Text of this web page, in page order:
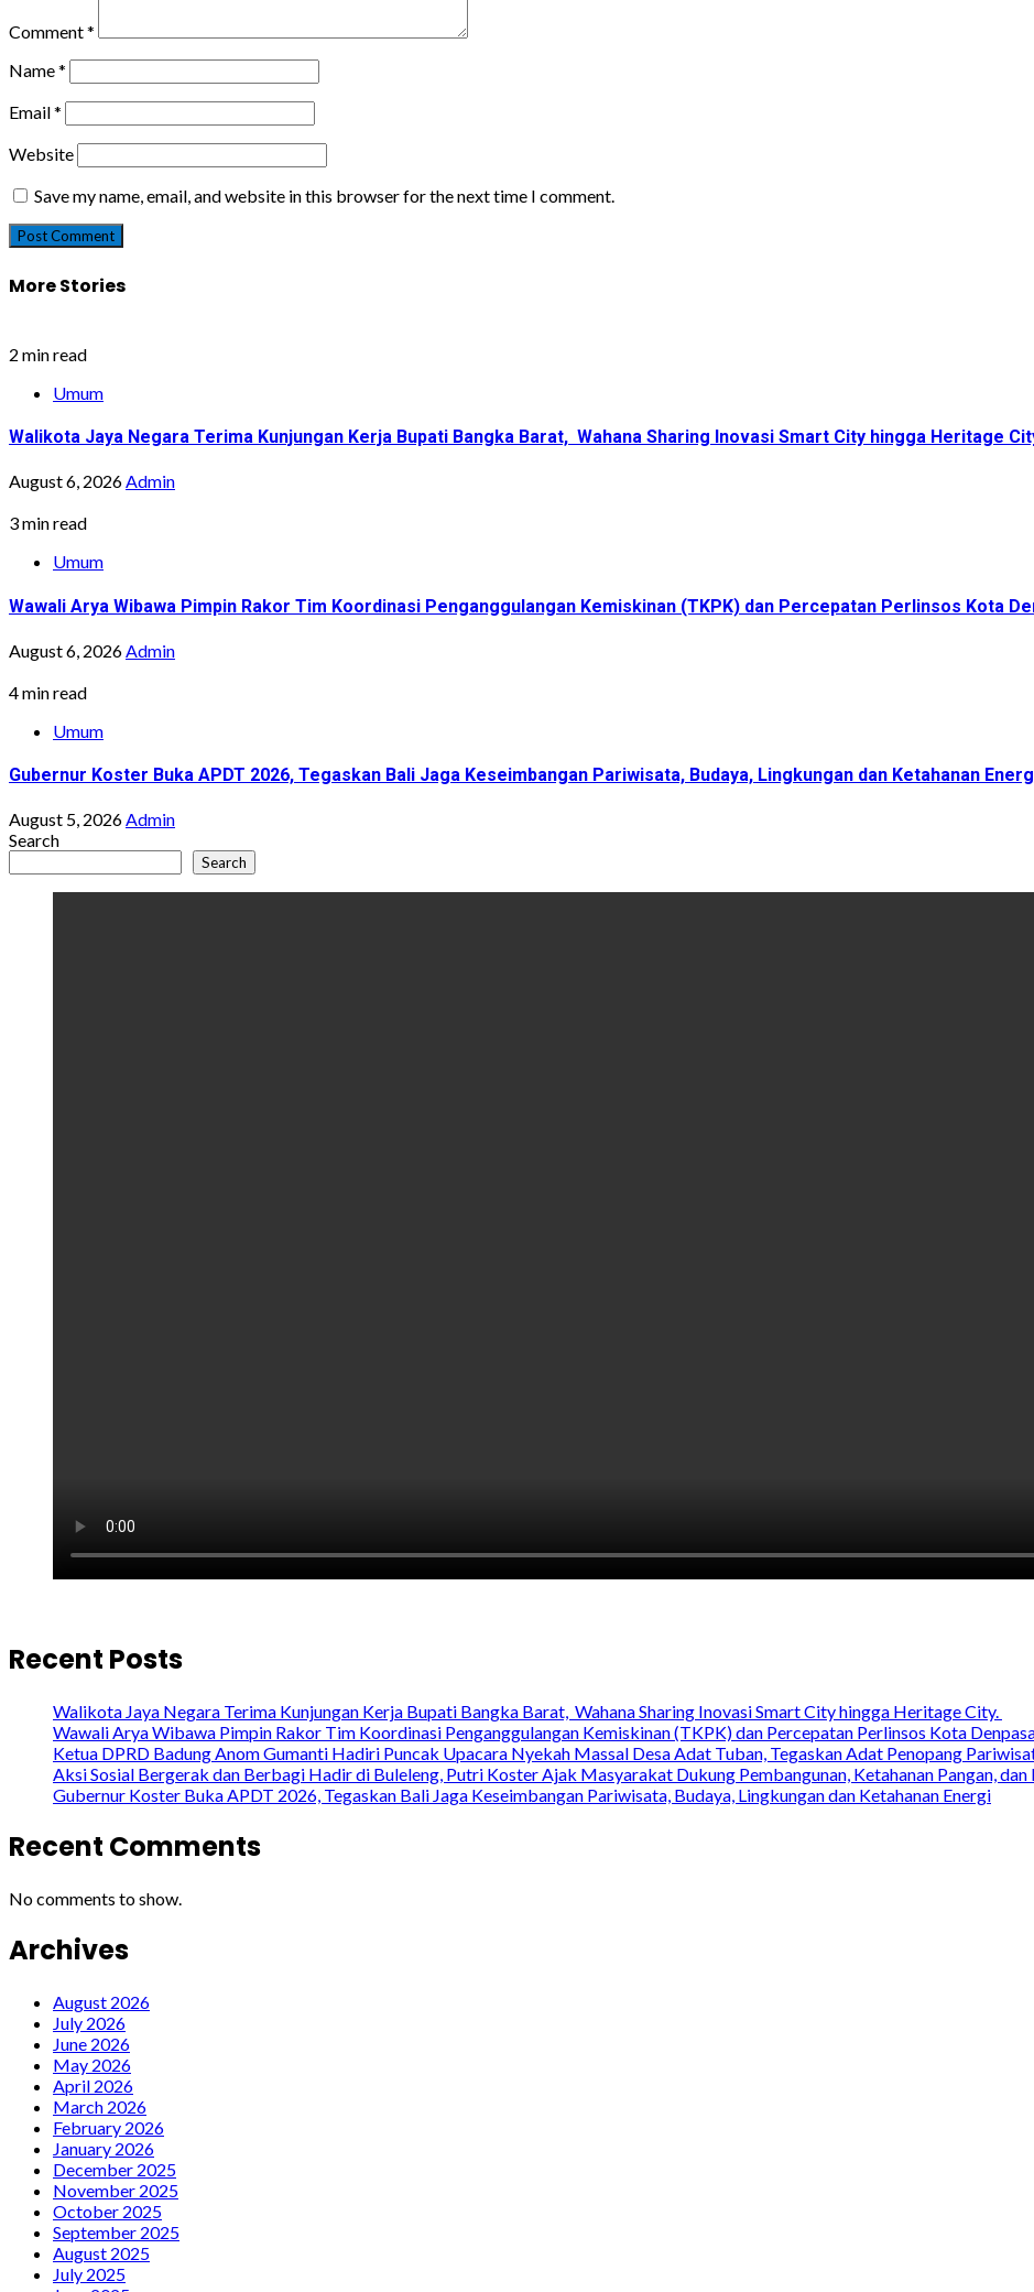
Comment*
Name*
Email*
Website
Save my name, email, and website in this browser for the next time I comment.
More Stories
2 min read
Umum
Walikota Jaya Negara Terima Kunjungan Kerja Bupati Bangka Barat, Wahana Sharing Inovasi Smart City hingga Heritage
August 6, 2026Admin
3 min read
Umum
Wawali Arya Wibawa Pimpin Rakor Tim Koordinasi Penganggulangan Kemiskinan (TKPK) dan Percepatan Perlinsos Kota
August 6, 2026Admin
4 min read
Umum
Gubernur Koster Buka APDT 2026, Tegaskan Bali Jaga Keseimbangan Pariwisata, Budaya, Lingkungan dan Ketahanan
August 5, 2026Admin
Search
Search
Recent Posts
Walikota Jaya Negara Terima Kunjungan Kerja Bupati Bangka Barat, Wahana Sharing Inovasi Smart City hingga Heritage City.
Wawali Arya Wibawa Pimpin Rakor Tim Koordinasi Penganggulangan Kemiskinan (TKPK) dan Percepatan Perlinsos Kota
Ketua DPRD Badung Anom Gumanti Hadiri Puncak Upacara Nyekah Massal Desa Adat Tuban, Tegaskan Adat Penopang
Aksi Sosial Bergerak dan Berbagi Hadir di Buleleng, Putri Koster Ajak Masyarakat Dukung Pembangunan, Ketahanan Pangan, dan
Gubernur Koster Buka APDT 2026, Tegaskan Bali Jaga Keseimbangan Pariwisata, Budaya, Lingkungan dan Ketahanan Energi
Recent Comments
No comments to show.
Archives
August 2026
July 2026
June 2026
May 2026
April 2026
March 2026
February 2026
January 2026
December 2025
November 2025
October 2025
September 2025
August 2025
July 2025